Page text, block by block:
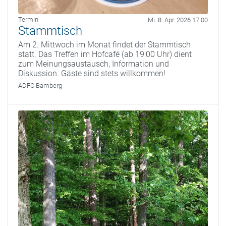
Termin Mi. 8. Apr. 2026 17:00
Stammtisch
Am 2. Mittwoch im Monat findet der Stammtisch
statt. Das Treffen im Hofcafé (ab 19:00 Uhr) dient
zum Meinungsaustausch, Information und
Diskussion. Gäste sind stets willkommen!
ADFC Bamberg